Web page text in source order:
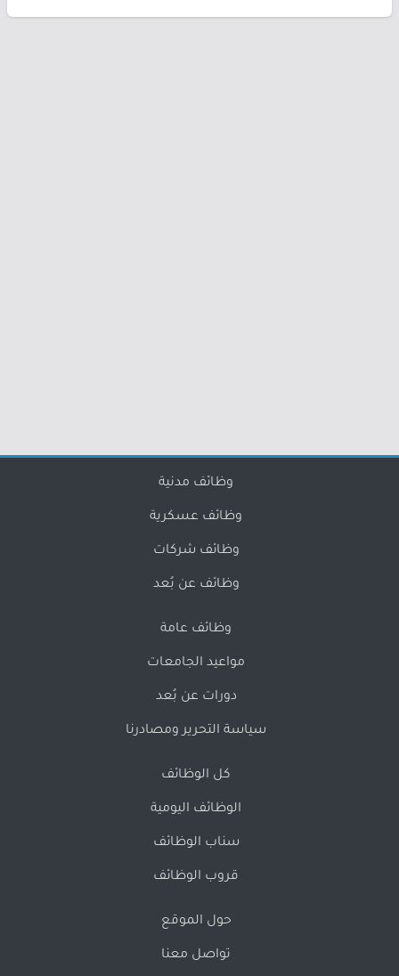
وظائف مدنية
وظائف عسكرية
وظائف شركات
وظائف عن بُعد
وظائف عامة
مواعيد الجامعات
دورات عن بُعد
سياسة التحرير ومصادرنا
كل الوظائف
الوظائف اليومية
سناب الوظائف
قروب الوظائف
حول الموقع
تواصل معنا